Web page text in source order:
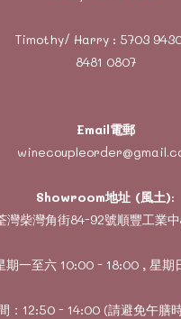
Timothy/ Harry : 5703
8481 0807
Email電郵
Showroom地址 (風土):
灣柴灣角街84-92號順豐工業
期一至六 10:00 - 18:00 , 星期
：12:50 - 14:00 (請避免午膳